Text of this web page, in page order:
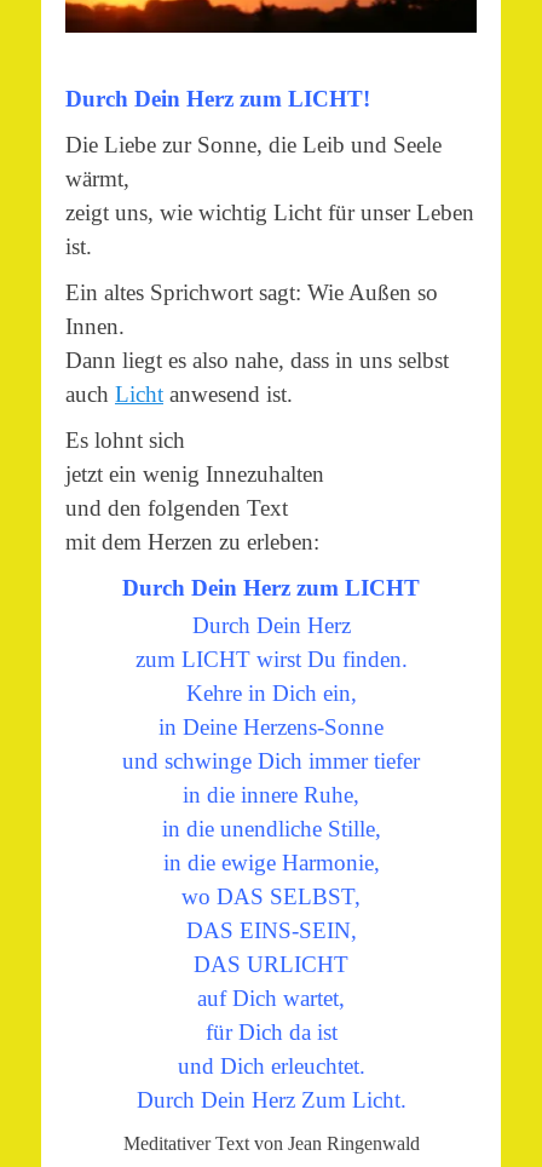
Durch Dein Herz zum LICHT!
Die Liebe zur Sonne, die Leib und Seele
wärmt,
zeigt uns, wie wichtig Licht für unser Leben
ist.
Ein altes Sprichwort sagt: Wie Außen so
Innen.
Dann liegt es also nahe, dass in uns selbst
auch Licht anwesend ist.
Es lohnt sich
jetzt ein wenig Innezuhalten
und den folgenden Text
mit dem Herzen zu erleben:
Durch Dein Herz zum LICHT
Durch Dein Herz
zum LICHT wirst Du finden.
Kehre in Dich ein,
in Deine Herzens-Sonne
und schwinge Dich immer tiefer
in die innere Ruhe,
in die unendliche Stille,
in die ewige Harmonie,
wo DAS SELBST,
DAS EINS-SEIN,
DAS URLICHT
auf Dich wartet,
für Dich da ist
und Dich erleuchtet.
Durch Dein Herz Zum Licht.
Meditativer Text von Jean Ringenwald